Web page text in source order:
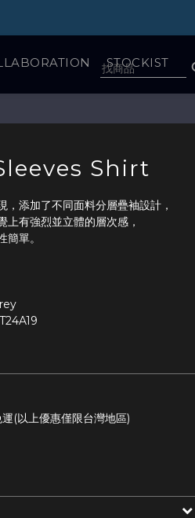
STOCKIST
Shirt
，添加了不同面料分層疊袖設計，
上有強烈並立體的層次感，
單。
(以上優惠僅限台灣地區)